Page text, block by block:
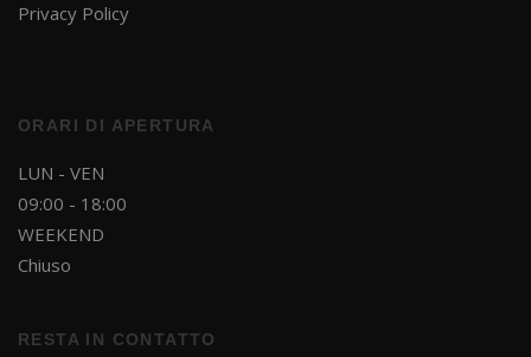
Privacy Policy
ORARI DI APERTURA
LUN - VEN
09:00 - 18:00
WEEKEND
Chiuso
RESTA IN CONTATTO